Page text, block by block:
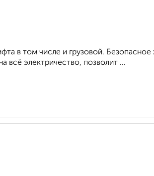
в том числе и грузовой. Безопасное
всё электричество, позволит ...